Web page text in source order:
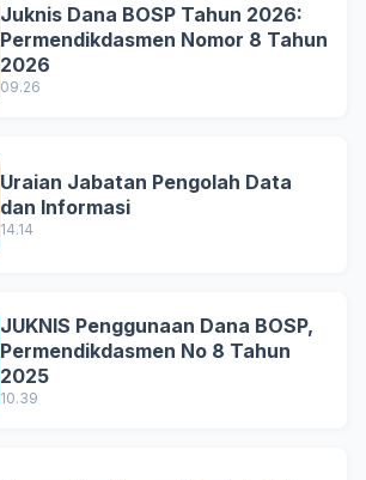
Juknis Dana BOSP Tahun 2026:
Permendikdasmen Nomor 8 Tahun
2026
09.26
Uraian Jabatan Pengolah Data
dan Informasi
14.14
JUKNIS Penggunaan Dana BOSP,
Permendikdasmen No 8 Tahun
2025
10.39